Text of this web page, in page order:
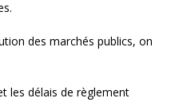
des marchés publics, on
les délais de règlement